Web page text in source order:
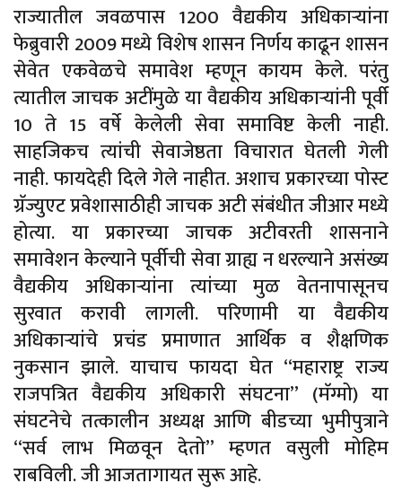
राज्यातील जवळपास 1200 वैद्यकीय अधिकाऱ्यांना
फेब्रुवारी 2009 मध्ये विशेष शासन निर्णय काढून शासन
सेवेत एकवेळचे समावेश म्हणून कायम केले. परंतु
त्यातील जाचक अटींमुळे या वैद्यकीय अधिकाऱ्यांनी पूर्वी
10 ते 15 वर्षे केलेली सेवा समाविष्ट केली नाही.
साहजिकच त्यांची सेवाजेष्ठता विचारात घेतली गेली
नाही. फायदेही दिले गेले नाहीत. अशाच प्रकारच्या पोस्ट
ग्रॅज्युएट प्रवेशासाठीही जाचक अटी संबंधीत जीआर मध्ये
होत्या. या प्रकारच्या जाचक अटीवरती शासनाने
समावेशन केल्याने पूर्वीची सेवा ग्राह्य न धरल्याने असंख्य
वैद्यकीय अधिकाऱ्यांना त्यांच्या मुळ वेतनापासूनच
सुरवात करावी लागली. परिणामी या वैद्यकीय
अधिकाऱ्यांचे प्रचंड प्रमाणात आर्थिक व शैक्षणिक
नुकसान झाले. याचाच फायदा घेत “महाराष्ट्र राज्य
राजपत्रित वैद्यकीय अधिकारी संघटना” (मॅग्मो) या
संघटनेचे तत्कालीन अध्यक्ष आणि बीडच्या भुमीपुत्राने
“सर्व लाभ मिळवून देतो” म्हणत वसुली मोहिम
राबविली. जी आजतागायत सुरू आहे.